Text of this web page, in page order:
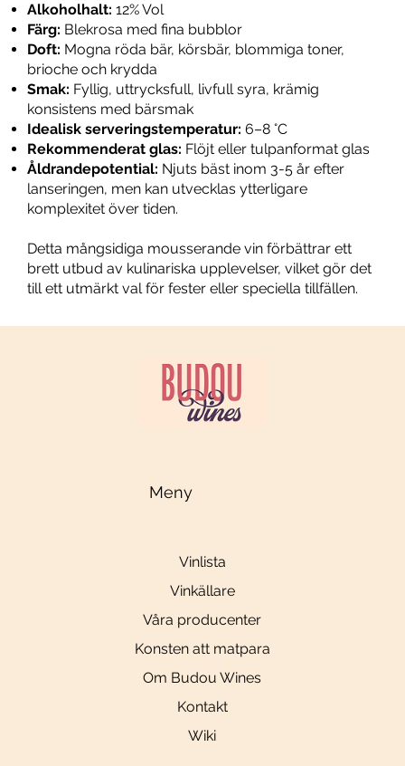
Alkoholhalt: 12% Vol
Färg: Blekrosa med fina bubblor
Doft: Mogna röda bär, körsbär, blommiga toner,
brioche och krydda
Smak: Fyllig, uttrycksfull, livfull syra, krämig
konsistens med bärsmak
Idealisk serveringstemperatur: 6–8 °C
Rekommenderat glas: Flöjt eller tulpanformat glas
Åldrandepotential: Njuts bäst inom 3-5 år efter
lanseringen, men kan utvecklas ytterligare
komplexitet över tiden.
Detta mångsidiga mousserande vin förbättrar ett
brett utbud av kulinariska upplevelser, vilket gör det
till ett utmärkt val för fester eller speciella tillfällen.
Vinlista
Vinkällare
Våra producenter
Konsten att matpara
Om Budou Wines
Kontakt
Wiki
Meny